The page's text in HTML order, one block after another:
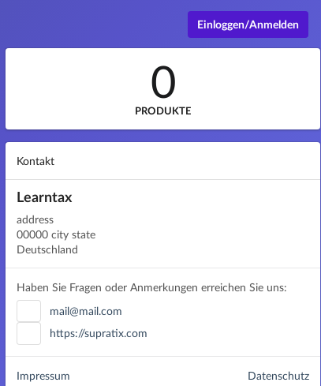
Einloggen/Anmelden
0
PRODUKTE
Kontakt
Learntax
address
00000 city state
Deutschland
Haben Sie Fragen oder Anmerkungen erreichen Sie uns:
mail@mail.com
https://supratix.com
Datenschutz
Impressum